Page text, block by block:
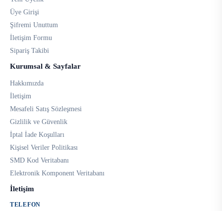
Üye Girişi
Şifremi Unuttum
İletişim Formu
Sipariş Takibi
Kurumsal & Sayfalar
Hakkımızda
İletişim
Mesafeli Satış Sözleşmesi
Gizlilik ve Güvenlik
İptal İade Koşulları
Kişisel Veriler Politikası
SMD Kod Veritabanı
Elektronik Komponent Veritabanı
İletişim
TELEFON